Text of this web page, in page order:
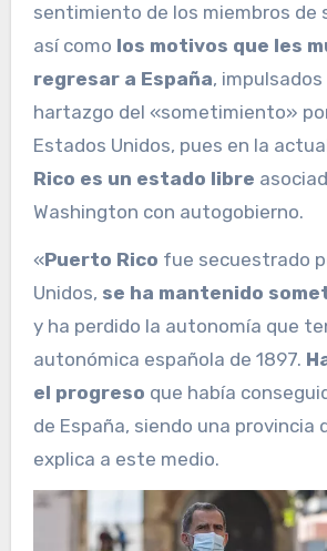
sentimiento de los miembros de
así como los motivos que les
regresar a España, impulsados
hartazgo del «sometimiento»
Estados Unidos, pues en la
Rico es un estado libre
Washington con autogobierno.
«Puerto Rico fue secuestrado
Unidos, se ha mantenido
y ha perdido la autonomía que
autonómica española de 1897.
el progreso que había
de España, siendo una provincia
explica a este medio.